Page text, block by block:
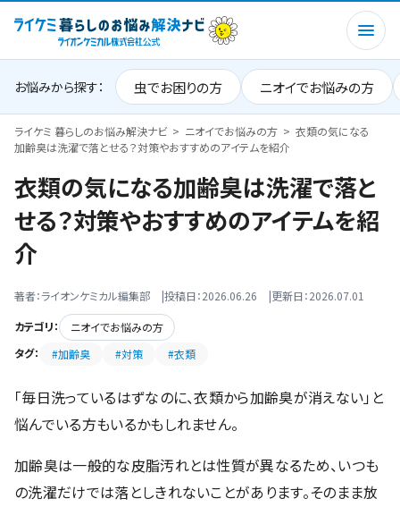
お悩みから探す： 虫でお困りの方 ニオイでお悩みの方
ライケミ 暮らしのお悩み解決ナビ ニオイでお悩みの方
衣類の気になる
加齢臭は洗濯で落とせる？対策やおすすめのアイテムを紹介
衣類の気になる加齢臭は洗濯で落と
せる？対策やおすすめのアイテムを紹
介
著者：ライオンケミカル編集部 投稿日：2026.06.26
更新日：2026.07.01
カテゴリ：
ニオイでお悩みの方
タグ：
#加齢臭 #対策 #衣類
「毎日洗っているはずなのに、衣類から加齢臭が消えない」と
悩んでいる方もいるかもしれません。
加齢臭は一般的な皮脂汚れとは性質が異なるため、いつも
の洗濯だけでは落としきれないことがあります。そのまま放